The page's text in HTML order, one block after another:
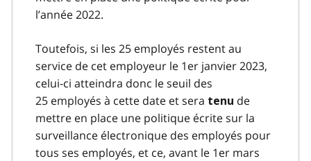
l’année 2022.
Toutefois, si les 25 employés restent au
service de cet employeur le 1er janvier 2023,
celui-ci atteindra donc le seuil des
25 employés à cette date et sera tenu de
mettre en place une politique écrite sur la
surveillance électronique des employés pour
tous ses employés, et ce, avant le 1er mars